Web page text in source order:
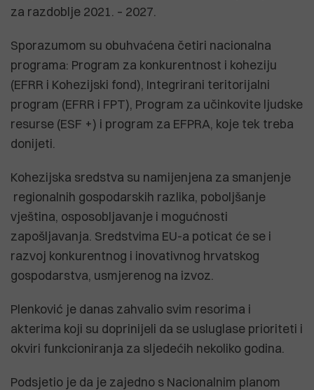
za razdoblje 2021. – 2027.
Sporazumom su obuhvaćena četiri nacionalna
programa: Program za konkurentnost i koheziju
(EFRR i Kohezijski fond), Integrirani teritorijalni
program (EFRR i FPT), Program za učinkovite ljudske
resurse (ESF +) i program za EFPRA, koje tek treba
donijeti.
Kohezijska sredstva su namijenjena za smanjenje
regionalnih gospodarskih razlika, poboljšanje
vještina, osposobljavanje i mogućnosti
zapošljavanja. Sredstvima EU-a poticat će se i
razvoj konkurentnog i inovativnog hrvatskog
gospodarstva, usmjerenog na izvoz.
Plenković je danas zahvalio svim resorima i
akterima koji su doprinijeli da se usluglase prioriteti i
okviri funkcioniranja za sljedećih nekoliko godina.
Podsjetio je da je zajedno s Nacionalnim planom